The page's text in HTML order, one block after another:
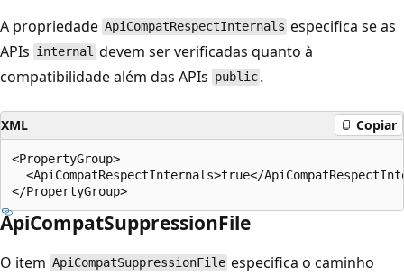
A propriedade ApiCompatRespectInternals especifica se as
APIs internal devem ser verificadas quanto à
compatibilidade além das APIs public .
XML Copiar
<PropertyGroup>
<ApiCompatRespectInternals>true</
ApiCompatSuppressionFile
O item ApiCompatSuppressionFile especifica o caminho